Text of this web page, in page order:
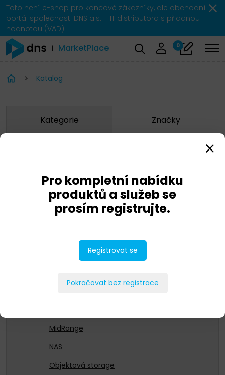
Toto není e-shop pro koncové zákazníky, ale obchodní
portál společnosti DNS a.s. – IT distributora s přidanou
hodnotou (VAD).
MarketPlace 0
Katalog
Kategorie Značky
Hitachi
MidRange
NAS
Objektová storage
Pro kompletní nabídku
produktů a služeb se
prosím registrujte.
Registrovat se
Pokračovat bez registrace